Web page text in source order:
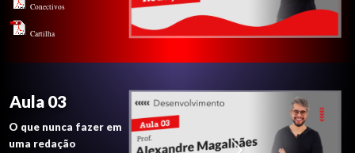
Conectivos
Cartilha
O que nunca fazer em
uma redação
Aula 03